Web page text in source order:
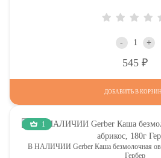
- +
545
ДОБАВИТЬ В
1
В НАЛИЧИИ Gerber Каша безмолочная
Гербер